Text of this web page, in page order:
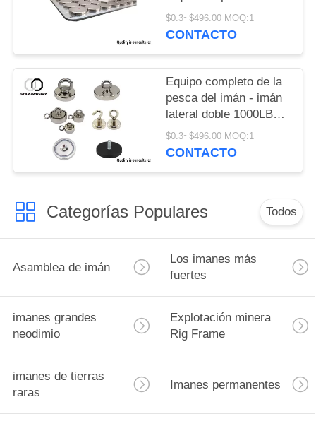
fuerte de NdFeb con la
asamblea del panel de
$0.3~$496.00 MOQ:1
CONTACTO
Equipo completo de la
pesca del imán - imán
lateral doble 1000LBS
del POTE que tira de la
fuerza - gancho de
$0.3~$496.00 MOQ:1
CONTACTO
Categorías Populares Todos
Asamblea de imán
Los imanes más
fuertes
imanes grandes
neodimio
Explotación minera
Rig Frame
imanes de tierras
raras
Imanes permanentes